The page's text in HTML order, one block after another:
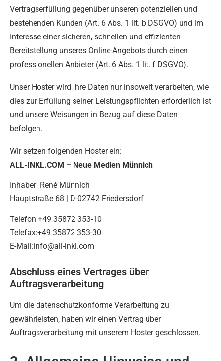
Vertragserfüllung gegenüber unseren potenziellen und
bestehenden Kunden (Art. 6 Abs. 1 lit. b DSGVO) und im
Interesse einer sicheren, schnellen und effizienten
Bereitstellung unseres Online-Angebots durch einen
professionellen Anbieter (Art. 6 Abs. 1 lit. f DSGVO).
Unser Hoster wird Ihre Daten nur insoweit verarbeiten, wie
dies zur Erfüllung seiner Leistungspflichten erforderlich ist
und unsere Weisungen in Bezug auf diese Daten
befolgen.
Wir setzen folgenden Hoster ein:
ALL-INKL.COM – Neue Medien Münnich
Inhaber: René Münnich
Hauptstraße 68 | D-02742 Friedersdorf
Telefon:+49 35872 353-10
Telefax:+49 35872 353-30
E-Mail:info@all-inkl.com
Abschluss eines Vertrages über
Auftragsverarbeitung
Um die datenschutzkonforme Verarbeitung zu
gewährleisten, haben wir einen Vertrag über
Auftragsverarbeitung mit unserem Hoster geschlossen.